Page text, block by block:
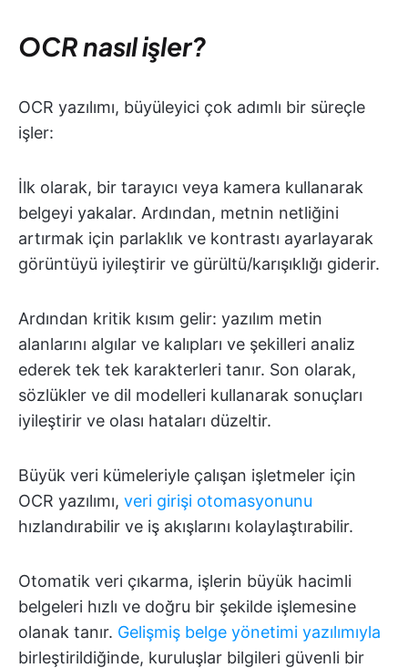
OCR nasıl işler?
OCR yazılımı, büyüleyici çok adımlı bir süreçle
işler:
İlk olarak, bir tarayıcı veya kamera kullanarak
belgeyi yakalar. Ardından, metnin netliğini
artırmak için parlaklık ve kontrastı ayarlayarak
görüntüyü iyileştirir ve gürültü/karışıklığı giderir.
Ardından kritik kısım gelir: yazılım metin
alanlarını algılar ve kalıpları ve şekilleri analiz
ederek tek tek karakterleri tanır. Son olarak,
sözlükler ve dil modelleri kullanarak sonuçları
iyileştirir ve olası hataları düzeltir.
Büyük veri kümeleriyle çalışan işletmeler için
OCR yazılımı, veri girişi otomasyonunu
hızlandırabilir ve iş akışlarını kolaylaştırabilir.
Otomatik veri çıkarma, işlerin büyük hacimli
belgeleri hızlı ve doğru bir şekilde işlemesine
olanak tanır. Gelişmiş belge yönetimi yazılımıyla
birleştirildiğinde, kuruluşlar bilgileri güvenli bir